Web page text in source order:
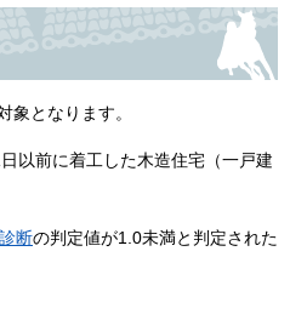
となります。
以前に着工した木造住宅（一戸建
断の判定値が1.0未満と判定された